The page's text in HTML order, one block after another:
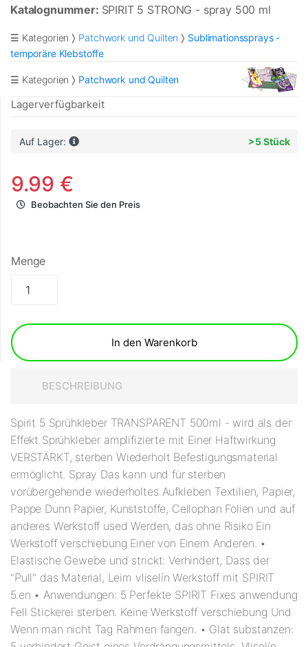
Katalognummer: SPIRIT 5 STRONG - spray 500 ml
☰ Kategorien Patchwork und Quilten
Sublimationssprays -
temporäre Klebstoffe
☰ Kategorien Patchwork und Quilten
Lagerverfügbarkeit
Auf Lager: >5 Stück
9.99 €
Beobachten Sie den Preis
Menge
In den Warenkorb
BESCHREIBUNG
Spirit 5 Sprühkleber TRANSPARENT 500ml - wird als der
Effekt Sprühkleber amplifizierte mit Einer Haftwirkung
VERSTÄRKT, sterben Wiederholt Befestigungsmaterial
ermöglicht. Spray Das kann und für sterben
vorübergehende wiederholtes Aufkleben Textilien, Papier,
Pappe Dunn Papier, Kunststoffe, Cellophan Folien und auf
anderes Werkstoff used Werden, das ohne Risiko Ein
Werkstoff verschiebung Einer von Einem Anderen. •
Elastische Gewebe und strickt: Verhindert, Dass der
"Pull" das Material, Leim vliselín Werkstoff mit SPIRIT
5.en • Anwendungen: 5 Perfekte SPIRIT Fixes anwendung
Fell Stickerei sterben. Keine Werkstoff verschiebung Und
Wenn man nicht Tag Rahmen fangen. • Glat substanzen: